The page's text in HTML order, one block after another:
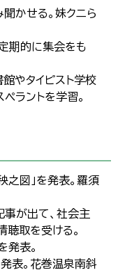
かせる。妹クニら
期的に集会をも
やタイピスト学校
ラントを学習。
之図」を発表。羅須
事が出て、社会主
取を受ける。
発表。
表。花巻温泉南斜